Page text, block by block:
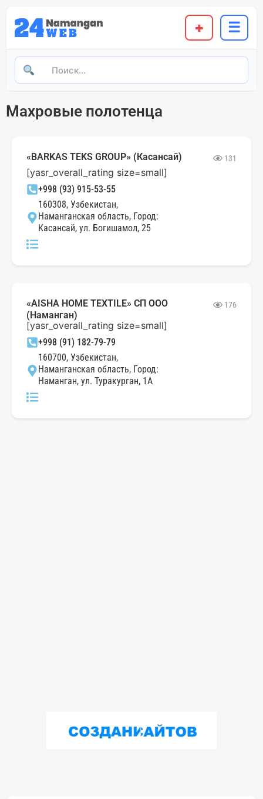
+ ☰
Махровые полотенца
«BARKAS TEKS GROUP» (Касансай) 131
[yasr_overall_rating size=small]
+998 (93) 915-53-55
160308, Узбекистан,
Наманганская область, Город:
Касансай, ул. Богишамол, 25
«AISHA HOME TEXTILE» СП ООО
(Наманган)
176
[yasr_overall_rating size=small]
+998 (91) 182-79-79
160700, Узбекистан,
Наманганская область, Город:
Наманган, ул. Туракурган, 1А